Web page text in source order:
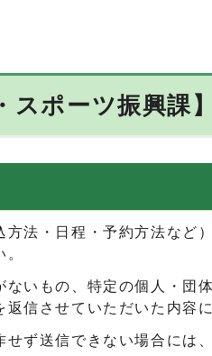
スポーツ振興課
方法・日程・予約方法など
ないもの、特定の個人・団
返信させていただいた内容
せず送信できない場合には